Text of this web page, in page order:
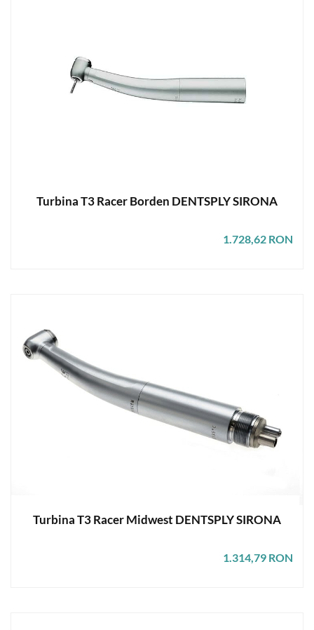
Turbina T3 Racer Borden DENTSPLY SIRONA
1.728,62 RON
Turbina T3 Racer Midwest DENTSPLY SIRONA
1.314,79 RON